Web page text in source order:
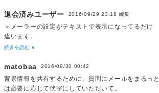
退会済みユーザー 2016/09/29 23:18 編集
＞メーラーの設定がテキストで表示になってるだ
違います。
問題のメール以外は普通にHTMLメールとして表示で
続きを読む ∨
matobaa 2016/09/30 00:42
背景情報を共有するために、質問にメールをまるっ
は必要に応じて伏字にしていただいて。